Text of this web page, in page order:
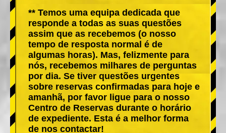
** Temos uma equipa dedicada que
responde a todas as suas questões
assim que as recebemos (o nosso
tempo de resposta normal é de
algumas horas). Mas, felizmente para
nós, recebemos milhares de perguntas
por dia. Se tiver questões urgentes
sobre reservas confirmadas para hoje e
amanhã, por favor ligue para o nosso
Centro de Reservas durante o horário
de expediente. Esta é a melhor forma
de nos contactar!